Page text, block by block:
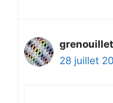
28 juillet